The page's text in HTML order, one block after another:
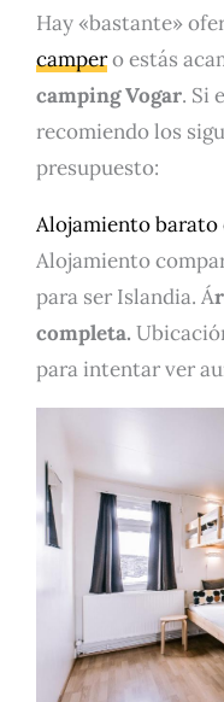
Hay «bastante»
campero estás
camping Vogar. Si
recomiendo los
presupuesto:
Alojamiento barato
Alojamiento
para ser Islandia. Á
completa.
para intentar ver